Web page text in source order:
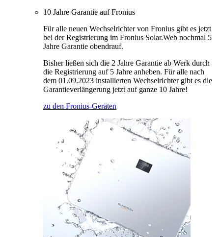
10 Jahre Garantie auf Fronius
Für alle neuen Wechselrichter von Fronius gibt es jetzt
bei der Registrierung im Fronius Solar.Web nochmal 5
Jahre Garantie obendrauf.
Bisher ließen sich die 2 Jahre Garantie ab Werk durch
die Registrierung auf 5 Jahre anheben. Für alle nach
dem 01.09.2023 installierten Wechselrichter gibt es die
Garantieverlängerung jetzt auf ganze 10 Jahre!
zu den Fronius-Geräten